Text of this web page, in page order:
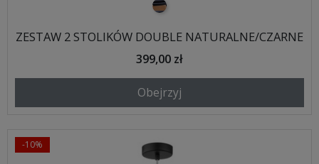
czarno drewniany
ZESTAW 2 STOLIKÓW DOUBLE NATURALNE/CZARNE
399,00 zł
Obejrzyj
-10%